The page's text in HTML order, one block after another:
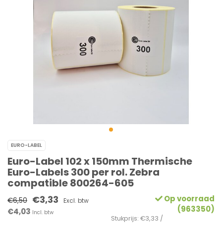
EURO-LABEL
Euro-Label 102 x 150mm Thermische
Euro-Labels 300 per rol. Zebra
compatible 800264-605
€6,50 €3,33 Excl. btw
€4,03 Incl. btw
Op voorraad
(963350)
Stukprijs: €3,33 /